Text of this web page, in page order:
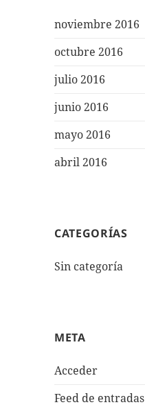
noviembre 2016
octubre 2016
julio 2016
junio 2016
mayo 2016
abril 2016
CATEGORÍAS
Sin categoría
META
Acceder
Feed de entradas